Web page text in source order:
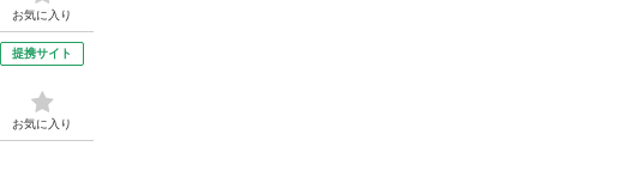
お気に入り
提携サイト
お気に入り